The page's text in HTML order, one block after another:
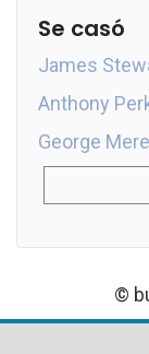
Se casó
James
Anthony
George
©